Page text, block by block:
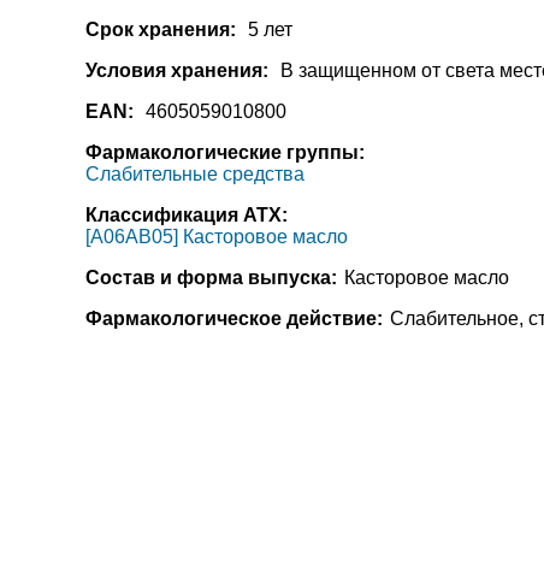
Срок хранения:
5 лет
Условия хранения:
В защищенном от света
EAN:
4605059010800
Фармакологические группы:
Слабительные средства
Классификация АТХ:
[A06AB05] Касторовое масло
Состав и форма выпуска: Касторовое масло
Фармакологическое действие: Слабительное,